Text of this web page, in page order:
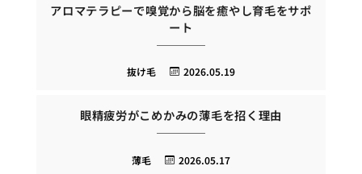
アロマテラピーで嗅覚から脳を癒やし育毛をサポ
ート
2026.05.19
抜け毛
眼精疲労がこめかみの薄毛を招く理由
2026.05.17
薄毛